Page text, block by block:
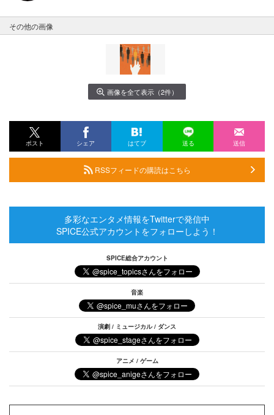
その他の画像
画像を全て表示（2件）
ポスト シェア はてブ 送る 送信
RSSフィードの購読はこちら
多彩なエンタメ情報をTwitterで発信中
SPICE公式アカウントをフォローしよう！
SPICE総合アカウント
音楽
演劇 / ミュージカル / ダンス
アニメ / ゲーム